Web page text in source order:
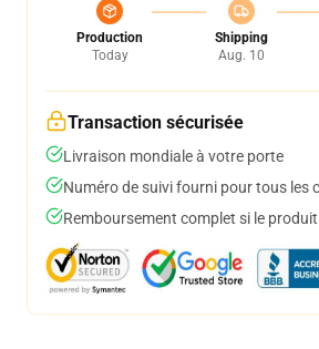
Production
Today
Shipping
Aug. 10
Transaction sécurisée
Livraison mondiale à votre porte
Numéro de suivi fourni pour tous les
Remboursement complet si le